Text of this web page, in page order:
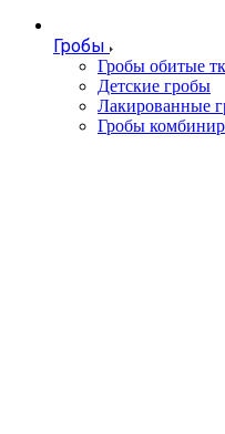
Гробы
Гробы обитые
Детские гробы
Лакированные
Гробы